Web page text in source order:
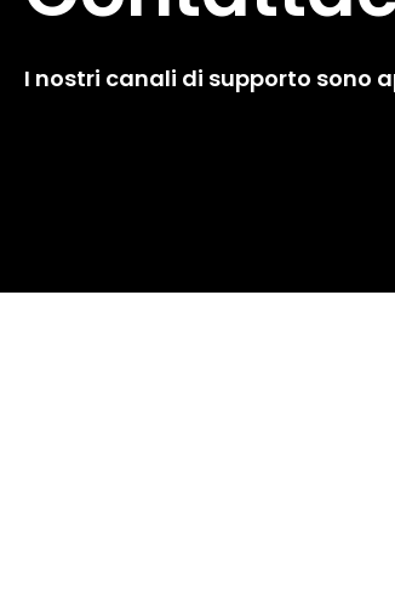
I nostri canali di supporto sono